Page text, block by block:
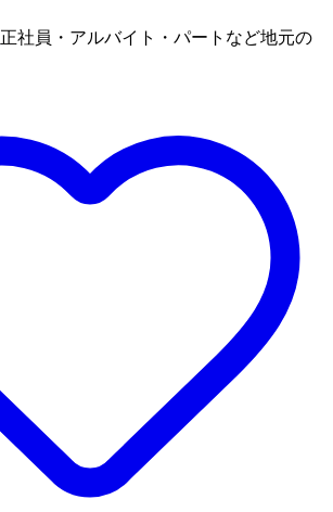
正社員・アルバイト・パートなど地元の